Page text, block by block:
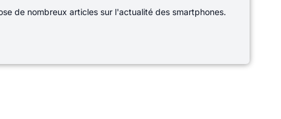
de nombreux articles sur l'actualité des smartphones.